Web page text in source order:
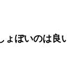
ぼいのは良